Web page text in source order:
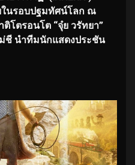
ในรอบปฐมทัศน์โลก ณ
โตรอนโต “จุ๋ย วรัทยา”
ชี นำทีมนักแสดงประชัน